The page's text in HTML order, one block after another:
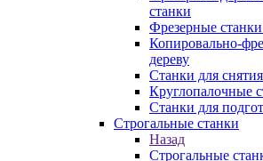
станки
Фрезерные
Копировально-
дереву
Станки для
Круглопалочные
Станки для
Строгальные станки
Назад
Строгальные